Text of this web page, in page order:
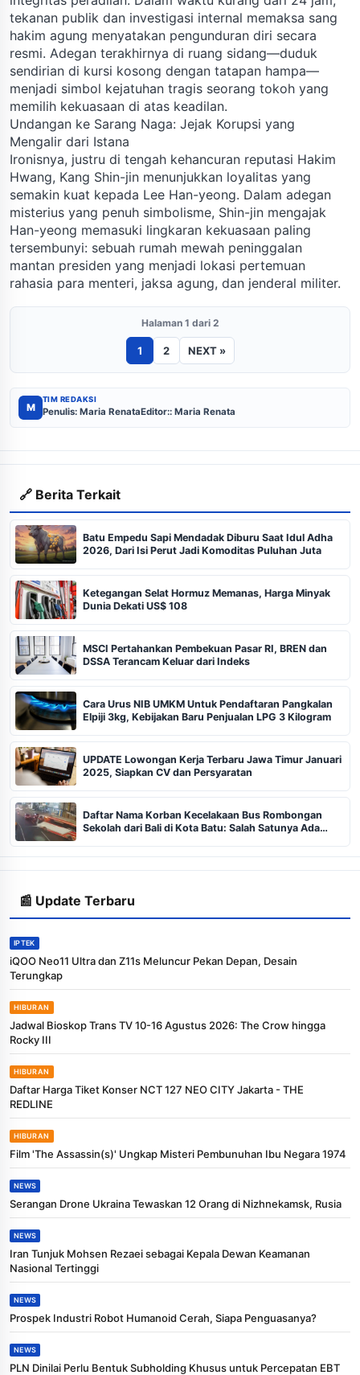
tekanan publik dan investigasi internal memaksa sang
hakim agung menyatakan pengunduran diri secara
resmi. Adegan terakhirnya di ruang sidang—duduk
sendirian di kursi kosong dengan tatapan hampa—
menjadi simbol kejatuhan tragis seorang tokoh yang
memilih kekuasaan di atas keadilan.
Undangan ke Sarang Naga: Jejak Korupsi yang
Mengalir dari Istana
Ironisnya, justru di tengah kehancuran reputasi Hakim
Hwang, Kang Shin-jin menunjukkan loyalitas yang
semakin kuat kepada Lee Han-yeong. Dalam adegan
misterius yang penuh simbolisme, Shin-jin mengajak
Han-yeong memasuki lingkaran kekuasaan paling
tersembunyi: sebuah rumah mewah peninggalan
mantan presiden yang menjadi lokasi pertemuan
rahasia para menteri, jaksa agung, dan jenderal militer.
Halaman 1 dari 2
1 2 NEXT »
M
TIM REDAKSI
Penulis: Maria RenataEditor:: Maria Renata
🔗 Berita Terkait
Batu Empedu Sapi Mendadak Diburu Saat Idul Adha
2026, Dari Isi Perut Jadi Komoditas Puluhan Juta
Ketegangan Selat Hormuz Memanas, Harga Minyak
Dunia Dekati US$ 108
MSCI Pertahankan Pembekuan Pasar RI, BREN dan
DSSA Terancam Keluar dari Indeks
Cara Urus NIB UMKM Untuk Pendaftaran Pangkalan
Elpiji 3kg, Kebijakan Baru Penjualan LPG 3 Kilogram
UPDATE Lowongan Kerja Terbaru Jawa Timur Januari
2025, Siapkan CV dan Persyaratan
Daftar Nama Korban Kecelakaan Bus Rombongan
Sekolah dari Bali di Kota Batu: Salah Satunya Ada
📰 Update Terbaru
IPTEK
iQOO Neo11 Ultra dan Z11s Meluncur Pekan Depan, Desain
Terungkap
HIBURAN
Jadwal Bioskop Trans TV 10-16 Agustus 2026: The Crow hingga
Rocky III
HIBURAN
Daftar Harga Tiket Konser NCT 127 NEO CITY Jakarta - THE
REDLINE
HIBURAN
Film 'The Assassin(s)' Ungkap Misteri Pembunuhan Ibu Negara 1974
NEWS
Serangan Drone Ukraina Tewaskan 12 Orang di Nizhnekamsk, Rusia
NEWS
Iran Tunjuk Mohsen Rezaei sebagai Kepala Dewan Keamanan
Nasional Tertinggi
NEWS
Prospek Industri Robot Humanoid Cerah, Siapa Penguasanya?
NEWS
PLN Dinilai Perlu Bentuk Subholding Khusus untuk Percepatan EBT